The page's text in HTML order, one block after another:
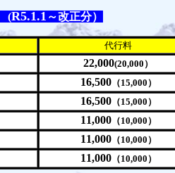
(R5.1.1 ～改正分）
代行料
22,000(20,000）
16,500（15,000）
16,500（15,000）
11,000（10,000）
11,000（10,000）
11,000（10,000）